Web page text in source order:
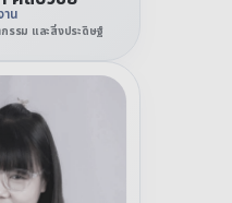
น
รรม และสิ่งประดิษฐ์